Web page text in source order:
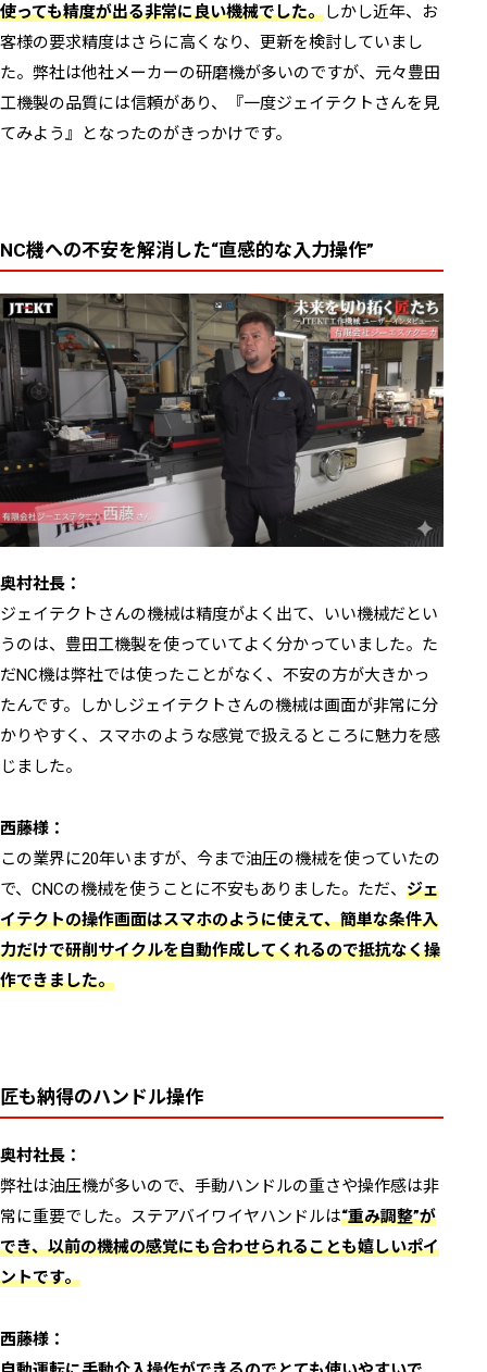
使っても精度が出る非常に良い機械でした。しかし近年、お
客様の要求精度はさらに高くなり、更新を検討していまし
た。弊社は他社メーカーの研磨機が多いのですが、元々豊田
工機製の品質には信頼があり、『一度ジェイテクトさんを見
てみよう』となったのがきっかけです。
NC機への不安を解消した“直感的な入力操作”
奥村社長：
ジェイテクトさんの機械は精度がよく出て、いい機械だとい
うのは、豊田工機製を使っていてよく分かっていました。た
だNC機は弊社では使ったことがなく、不安の方が大きかっ
たんです。しかしジェイテクトさんの機械は画面が非常に分
かりやすく、スマホのような感覚で扱えるところに魅力を感
じました。
西藤様：
この業界に20年いますが、今まで油圧の機械を使っていたの
で、CNCの機械を使うことに不安もありました。ただ、 ジェ
イテクトの操作画面はスマホのように使えて、簡単な条件入
力だけで研削サイクルを自動作成してくれるので抵抗なく操
作できました。
匠も納得のハンドル操作
奥村社長：
弊社は油圧機が多いので、手動ハンドルの重さや操作感は非
常に重要でした。ステアバイワイヤハンドルは“重み調整”が
でき、以前の機械の感覚にも合わせられることも嬉しいポイ
ントです。
西藤様：